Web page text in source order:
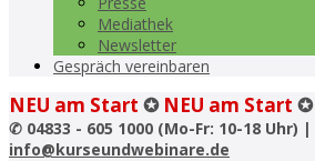
Mediathek
Newsletter
Gespräch vereinbaren
NEU am Start ✪ NEU am Start ✪
✆ 04833 - 605 1000 (Mo-Fr: 10-18 Uhr) |
info@kurseundwebinare.de